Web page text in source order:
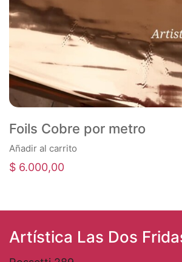
Foils Cobre por metro
Añadir al carrito
$ 6.000,00
Artística Las Dos